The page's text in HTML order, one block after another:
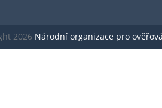
2026 Národní organizace pro